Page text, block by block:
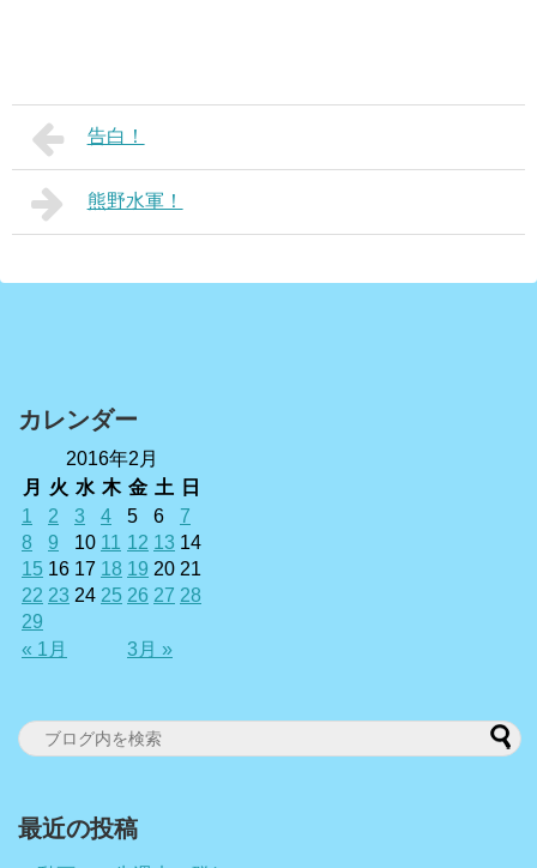
告白！
熊野水軍！
カレンダー
2016年2月
月
火 水 木 金 土 日
« 1月 3月 »
1 2 3 4 5 6
7
8
9 10 11 12 13 14
15 16 17 18 19 20 21
22 23 24 25 26 27 28
29
最近の投稿